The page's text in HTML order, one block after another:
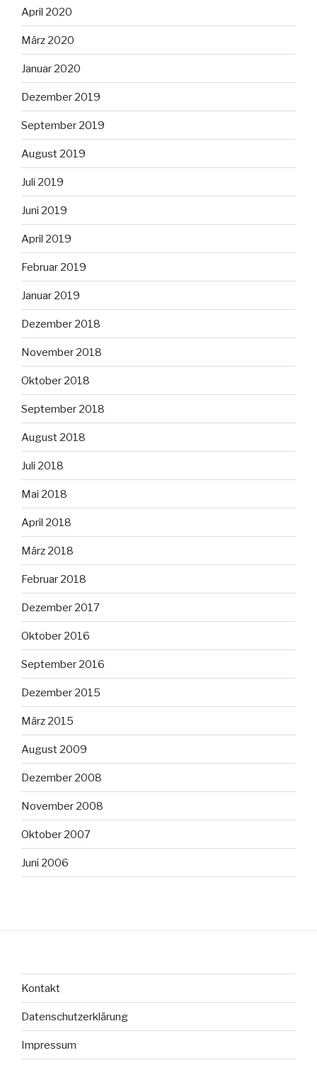
April 2020
März 2020
Januar 2020
Dezember 2019
September 2019
August 2019
Juli 2019
Juni 2019
April 2019
Februar 2019
Januar 2019
Dezember 2018
November 2018
Oktober 2018
September 2018
August 2018
Juli 2018
Mai 2018
April 2018
März 2018
Februar 2018
Dezember 2017
Oktober 2016
September 2016
Dezember 2015
März 2015
August 2009
Dezember 2008
November 2008
Oktober 2007
Juni 2006
Kontakt
Datenschutzerklärung
Impressum